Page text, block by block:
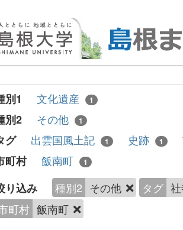
別1 文化遺産 1
別2 その他 1
グ 出雲国風土記 1 史跡 1
町村
飯南町 1
り込み 種別2 その他 タグ
町村 飯南町